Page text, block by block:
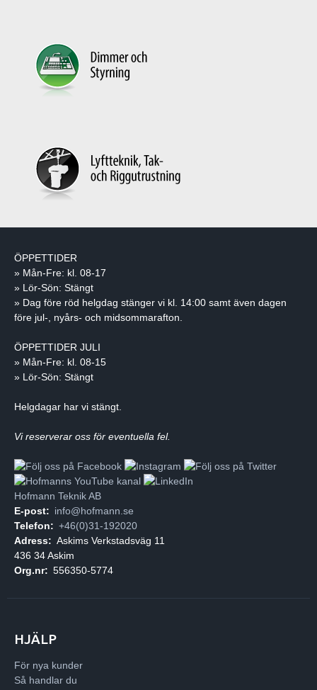
ÖPPETTIDER
» Mån-Fre: kl. 08-17
» Lör-Sön: Stängt
» Dag före röd helgdag stänger vi kl. 14:00 samt även dagen
före jul-, nyårs- och midsommarafton.
ÖPPETTIDER JULI
» Mån-Fre: kl. 08-15
» Lör-Sön: Stängt
Helgdagar har vi stängt.
Vi reserverar oss för eventuella fel.
Hofmann Teknik AB
E-post: info@hofmann.se
Telefon: +46(0)31-192020
Adress: Askims Verkstadsväg 11
436 34 Askim
Org.nr: 556350-5774
HJÄLP
För nya kunder
Så handlar du